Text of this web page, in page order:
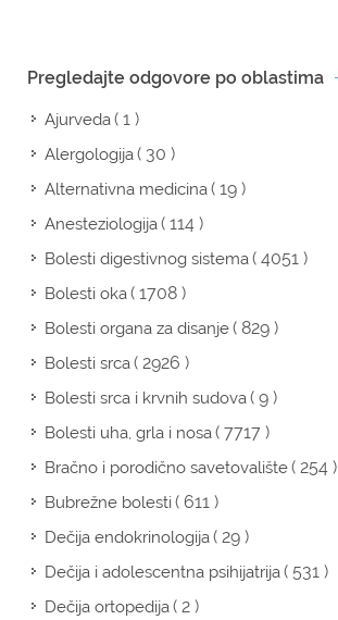
Pregledajte odgovore po oblastima
Ajurveda( 1 )
Alergologija( 30 )
Alternativna medicina( 19 )
Anesteziologija( 114 )
Bolesti digestivnog sistema( 4051 )
Bolesti oka( 1708 )
Bolesti organa za disanje( 829 )
Bolesti srca( 2926 )
Bolesti srca i krvnih sudova( 9 )
Bolesti uha, grla i nosa( 7717 )
Bračno i porodično savetovalište( 254 )
Bubrežne bolesti( 611 )
Dečija endokrinologija( 29 )
Dečija i adolescentna psihijatrija( 531 )
Dečija ortopedija( 2 )